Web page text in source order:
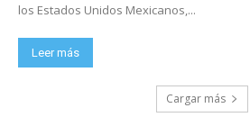
los Estados Unidos Mexicanos,...
Leer más
Cargar más